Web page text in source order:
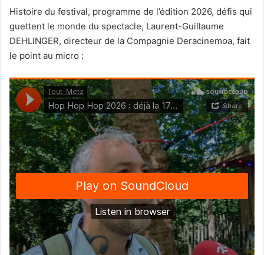
Histoire du festival, programme de l’édition 2026, défis qui
guettent le monde du spectacle, Laurent-Guillaume
DEHLINGER, directeur de la Compagnie Deracinemoa, fait
le point au micro :